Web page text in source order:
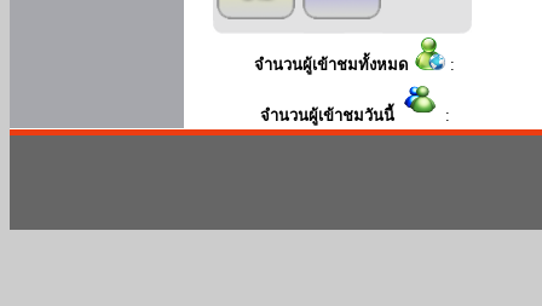
จำนวนผู้เข้าชมทั้งหมด :
จำนวนผู้เข้าชมวันนี้ :